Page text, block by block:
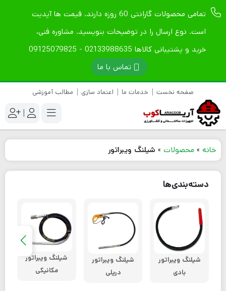
تمامی محصولات گارانتی 60 روزه دارند. قیمت ها آپدیت
است. نوع ارسال را در توضیحات بنویسید. مشاوره فنی،
خرید و پشتیبانی کالاها 02133988635 - 09125079825
تماس با ما
صفحه نخست خدمات ما اعتماد سازی مطالب آموزشی
|
خانه » محصولات » شیلنگ ویبراتور
دسته‌بندی‌ها
شیلنگ ویبراتور
بادی
شیلنگ ویبراتور
دریلی
شیلنگ ویبراتور
مکانیکی